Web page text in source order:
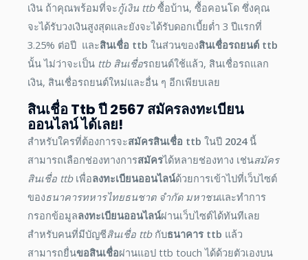
เงิน ถ้าคุณพร้อมที่จะกู้เงิน ttbซื้อบ้าน, ซื้อคอนโด ซึ่งคุณ
จะได้รับวงเงินสูงสุดและยังจะได้รับดอกเบี้ยต่ำ 3 ปีแรกที่
3.25% ต่อปี และสินเชื่อ ttb ในส่วนของสินเชื่อรถยนต์ ttb
นั้น ไม่ว่าจะเป็น ttb สินเชื่อรถยนต์ใช้แล้ว, สินเชื่อรถแลก
เงิน, สินเชื่อรถยนต์ใหม่และอื่น ๆ อีกเพียบเลย
สินเชื่อ Ttbปี2567 สมัครลงทะเบียน
ออนไลน์ได้เลย!
สำหรับใครที่ต้องการจะสมัครสินเชื่อ ttb ในปี 2024นี้
สามารถเลือกช่องทางการสมัครได้หลายช่องทาง เช่นสมัคร
สินเชื่อ ttbเพื่อลงทะเบียนออนไลน์ด้วยการเข้าไปที่เว็บไซต์
ของธนาคารทหารไทยธนชาต จํากัด มหาชนและทำการ
กรอกข้อมูลลงทะเบียนออนไลน์ผ่านเว็บไซต์ได้ทันทีเลย
สำหรับคนที่มีบัญชีสินเชื่อ ttbกับธนาคาร ttb แล้ว
สามารถยื่นขอสินเชื่อผ่านแอป ttb touch ได้ด้วยตัวเองบน